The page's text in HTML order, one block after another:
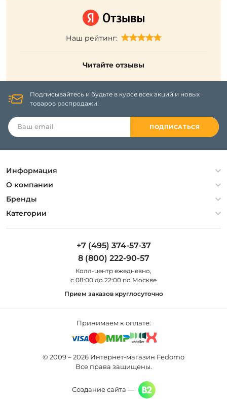
Наш рейтинг:
Читайте отзывы
Подписывайтесь и будьте в курсе всех акций и новых
товаров распродажи!
ПОДПИСАТЬСЯ
Информация
Политика конфиденциальности
Гарантия
Оплата и доставка
О компании
О компании
Контакты
Бренды
Artelamp
Категории
Люстры
Уличные светильники
+7 (495) 374-57-37
8 (800) 222-90-57
Колл-центр eжедневно,
с 08:00 до 22:00 по Москве
Прием заказов круглосуточно
Принимаем к оплате:
© 2009 – 2026 Интернет-магазин Fedomo
Все права защищены.
Создание сайта —